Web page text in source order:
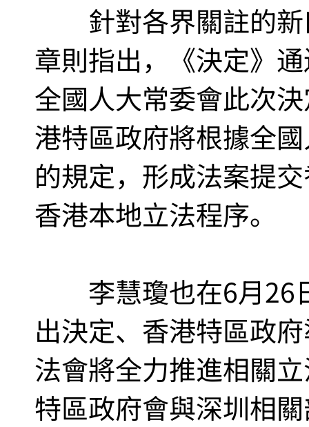
針對各界關註的新
章則指出，《決定》
全國人大常委會此次
港特區政府將根據全
的規定，形成法案提
香港本地立法程序。
李慧瓊也在6月26
出決定、香港特區政
法會將全力推進相關
特區政府會與深圳相